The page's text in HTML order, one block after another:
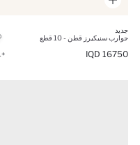
جديد
جوارب سنيكيرز قطن - 10 قطع
16750 IQD
+1